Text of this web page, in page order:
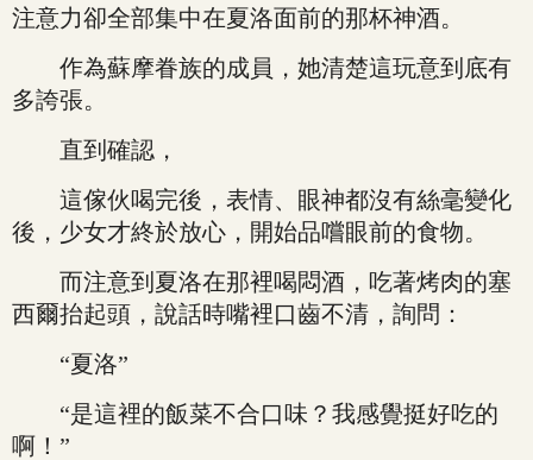
注意力卻全部集中在夏洛面前的那杯神酒。
作為蘇摩眷族的成員，她清楚這玩意到底有
多誇張。
直到確認，
這傢伙喝完後，表情、眼神都沒有絲毫變化
後，少女才終於放心，開始品嚐眼前的食物。
而注意到夏洛在那裡喝悶酒，吃著烤肉的塞
西爾抬起頭，說話時嘴裡口齒不清，詢問：
“夏洛”
“是這裡的飯菜不合口味？我感覺挺好吃的
啊！”